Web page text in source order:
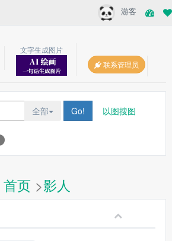
游客
文字生成图片
联系管理员
全部 Go! 以图搜图
首页 >影人